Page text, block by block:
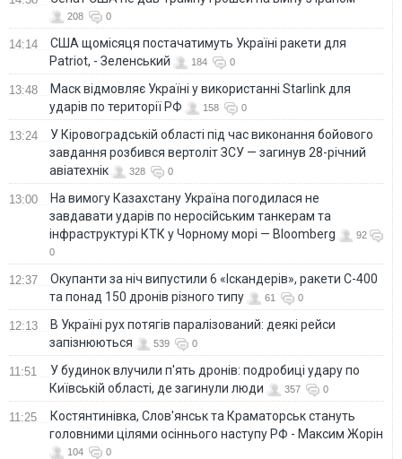
208 0
14:14
США щомісяця постачатимуть Україні ракети для
Patriot, - Зеленський
184 0
13:48
Маск відмовляє Україні у використанні Starlink для
ударів по території РФ
158 0
13:24
У Кіровоградській області під час виконання бойового
завдання розбився вертоліт ЗСУ — загинув 28-річний
авіатехнік
328 0
13:00
На вимогу Казахстану Україна погодилася не
завдавати ударів по неросійським танкерам та
інфраструктурі КТК у Чорному морі — Bloomberg
92
0
12:37
Окупанти за ніч випустили 6 «Іскандерів», ракети С-400
та понад 150 дронів різного типу
61 0
12:13
В Україні рух потягів паралізований: деякі рейси
запізнюються
539 0
11:51
У будинок влучили п'ять дронів: подробиці удару по
Київській області, де загинули люди
357 0
11:25
Костянтинівка, Слов'янськ та Краматорськ стануть
головними цілями осіннього наступу РФ - Максим Жорін
104 0